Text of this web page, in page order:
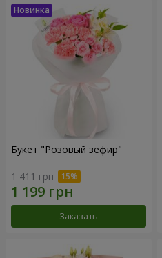
Букет "Розовый зефир"
1 411 грн
Заказать